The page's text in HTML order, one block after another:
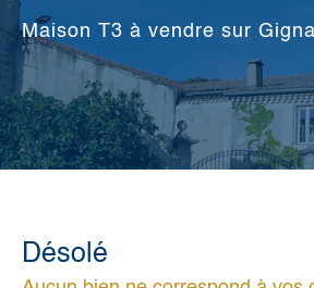
Maison T3 à vendre sur
Désolé